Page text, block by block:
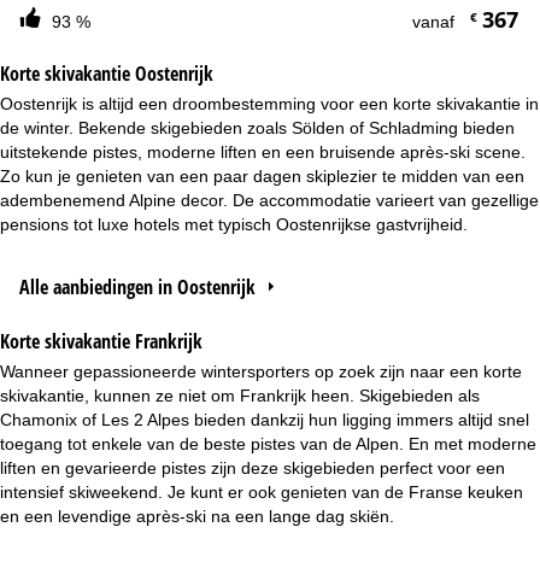
93 %
vanaf €367
Korte skivakantie Oostenrijk
Oostenrijk is altijd een droombestemming voor een korte skivakantie in
de winter. Bekende skigebieden zoals Sölden of Schladming bieden
uitstekende pistes, moderne liften en een bruisende après-ski scene.
Zo kun je genieten van een paar dagen skiplezier te midden van een
adembenemend Alpine decor. De accommodatie varieert van gezellige
pensions tot luxe hotels met typisch Oostenrijkse gastvrijheid.
Alle aanbiedingen in Oostenrijk
Korte skivakantie Frankrijk
Wanneer gepassioneerde wintersporters op zoek zijn naar een korte
skivakantie, kunnen ze niet om Frankrijk heen. Skigebieden als
Chamonix of Les 2 Alpes bieden dankzij hun ligging immers altijd snel
toegang tot enkele van de beste pistes van de Alpen. En met moderne
liften en gevarieerde pistes zijn deze skigebieden perfect voor een
intensief skiweekend. Je kunt er ook genieten van de Franse keuken
en een levendige après-ski na een lange dag skiën.